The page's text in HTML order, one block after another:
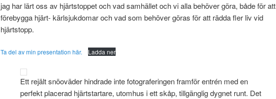
jag har lärt oss av hjärtstoppet och vad samhället och vi alla behöver göra, både för att
förebygga hjärt- kärlsjukdomar och vad som behöver göras för att rädda fler liv vid
hjärtstopp.
Ta del av min presentation här. Ladda ner
Ett rejält snöoväder hindrade inte fotograferingen framför entrén med en
perfekt placerad hjärtstartare, utomhus i ett skåp, tillgänglig dygnet runt. Det